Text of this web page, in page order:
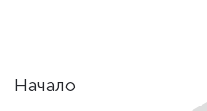
Начало